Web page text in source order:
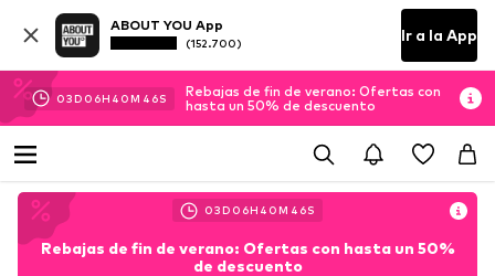
ABOUT YOU App
(152.700) Ir a la App
03D 06H 40M 45S
Rebajas de fin de verano: Ofertas con
hasta un 50% de descuento
03D 06H 40M 45S
Rebajas de fin de verano: Ofertas con hasta un 50%
de descuento